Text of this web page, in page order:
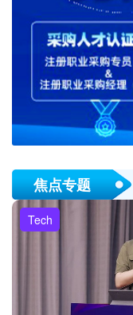
焦点专题
Tech